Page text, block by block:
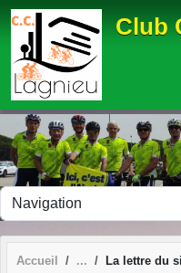
Club
Accueil La lettre du
Panneau de gestion des